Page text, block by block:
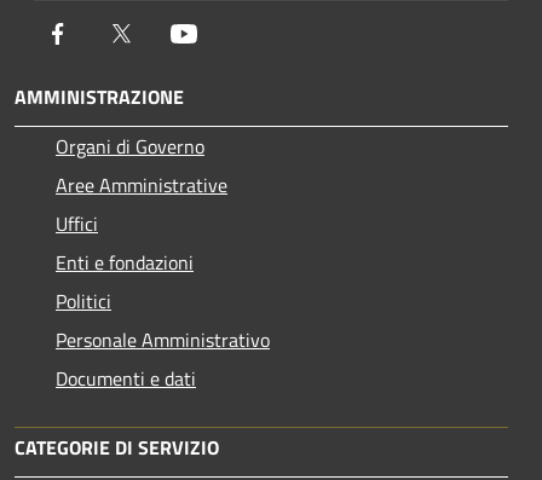
Facebook Twitter
AMMINISTRAZIONE
Organi di Governo
Aree Amministrative
Uffici
Enti e fondazioni
Politici
Personale Amministrativo
Documenti e dati
CATEGORIE DI SERVIZIO